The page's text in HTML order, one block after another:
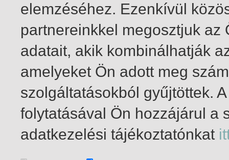
1-8 / insgesamt 8 Treffer
elemzéséhez. Ezenkívül
partnereinkkel megosztjuk
adatait, akik kombinálhatják
amelyeket Ön adott meg
szolgáltatásokból gyűjtöttek.
folytatásával Ön hozzájárul a
adatkezelési tájékoztatónkat